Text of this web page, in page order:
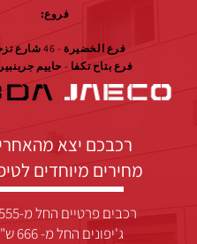
فروع:
فرع الخضيرة - 46 شارع تزحال
فرع بتاح تكفا - حاييم
רכבכם יצא
מחירים מיוחדים
רכבים פרטיים החל מ-555 ש"ח!
ג'יפונים החל מ- 666 ש"ח!!